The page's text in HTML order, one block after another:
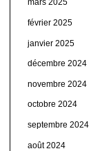
mars 2025
février 2025
janvier 2025
décembre 2024
novembre 2024
octobre 2024
septembre 2024
août 2024